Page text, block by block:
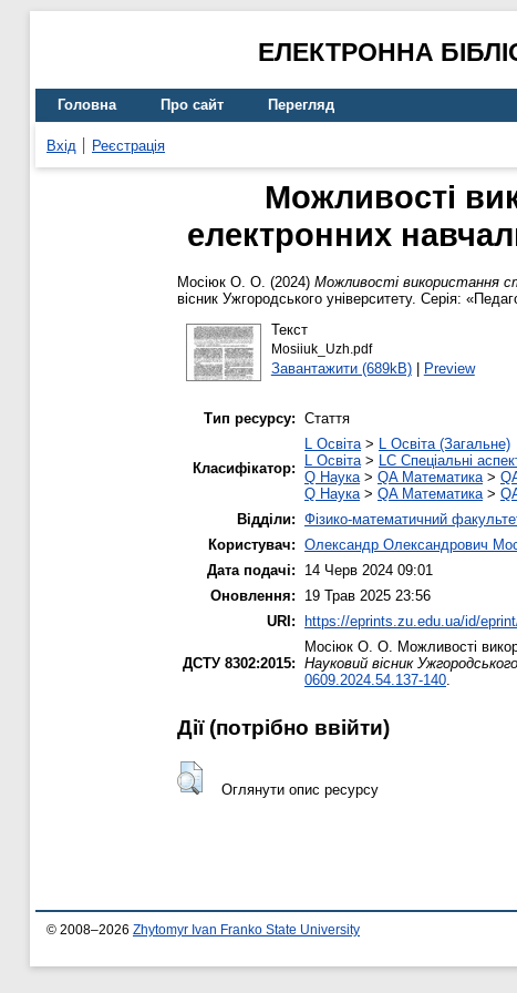
ЕЛЕКТРОННА
Головна Про сайт Перегляд
Вхід Реєстрація
Можливості
електронних
Мосіюк О. О. (2024) Можливості використання
вісник Ужгородського університету. Серія:
Текст
Mosiiuk_Uzh.pdf
Завантажити (689kB)| Preview
Тип ресурсу: Стаття
Класифікатор:
L Освіта> L Освіта (Загальне)
L Освіта> LC Спеціальні
Q Наука> QA Математика>
Q Наука> QA Математика>
Відділи: Фізико-математичний
Користувач: Олександр Олександрович
Дата подачі:
14 Черв 2024 09:01
Оновлення:
19 Трав 2025 23:56
URI:
https://eprints.zu.edu.ua/id/
ДСТУ 8302:2015:
Мосіюк О. О. Можливості
Науковий вісник
0609.2024.54.137-140.
Дії ​​(потрібно ввійти)
Оглянути опис ресурсу
© 2008–2026 Zhytomyr Ivan Franko State University